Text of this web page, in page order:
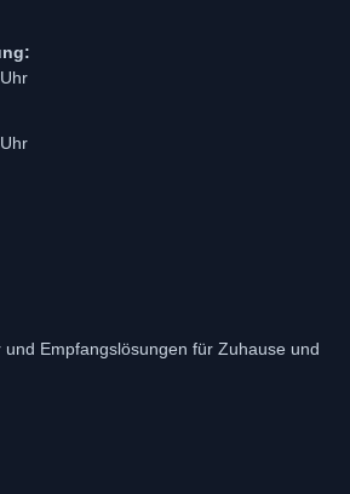
und Empfangslösungen für Zuhause und